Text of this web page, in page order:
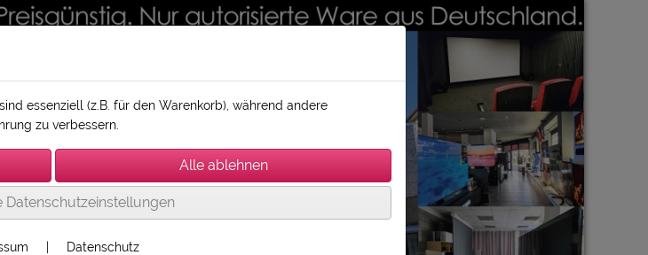
essenziell (z.B. für den Warenkorb), während andere
zu verbessern.
Datenschutzeinstellungen
Datenschutz